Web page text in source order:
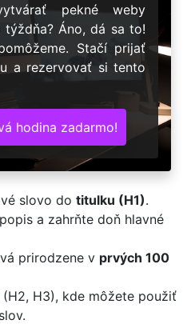
pekné weby
týždňa? Áno, dá sa to!
Stačí prijať
a rezervovať si tento
hodina zadarmo!
slovo do titulku (H1).
a zahrňte doň hlavné
prirodzene v prvých 100
H3), kde môžete použiť